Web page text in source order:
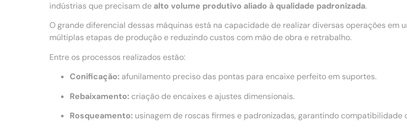
indústrias que precisam de alto volume produtivo aliado à qualidade padronizada.
O grande diferencial dessas máquinas está na capacidade de realizar diversas operações em
múltiplas etapas de produção e reduzindo custos com mão de obra e retrabalho.
Entre os processos realizados estão:
Conificação: afunilamento preciso das pontas para encaixe perfeito em suportes.
Rebaixamento: criação de encaixes e ajustes dimensionais.
Rosqueamento: usinagem de roscas firmes e padronizadas, garantindo compatibilidade